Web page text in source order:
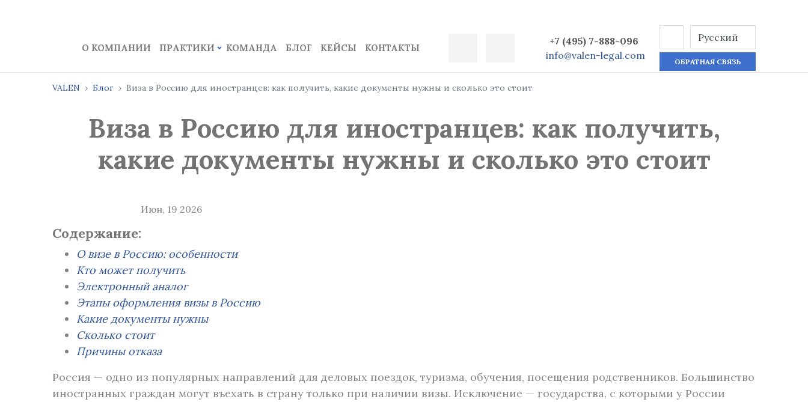
О КОМПАНИИ ПРАКТИКИ КОМАНДА БЛОГ КЕЙСЫ КОНТАКТЫ
+7 (495) 7-888-096
info@valen-legal.com
ОБРАТНАЯ СВЯЗЬ
VALEN Блог Виза в Россию для иностранцев: как получить, какие документы нужны и сколько это стоит
Виза в Россию для иностранцев: как получить,
какие документы нужны и сколько это стоит
Июн, 19 2026
Содержание:
О визе в Россию: особенности
Кто может получить
Электронный аналог
Этапы оформления визы в Россию
Какие документы нужны
Сколько стоит
Причины отказа
Россия — одно из популярных направлений для деловых поездок, туризма, обучения, посещения родственников. Большинство
иностранных граждан могут въехать в страну только при наличии визы. Исключение — государства, с которыми у России